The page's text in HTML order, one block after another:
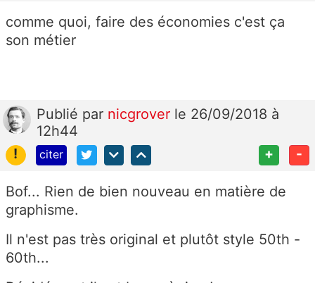
comme quoi, faire des économies c'est ça
son métier
Publié par nicgrover le 26/09/2018 à
12h44
!
citer + -
Bof... Rien de bien nouveau en matière de
graphisme.
Il n'est pas très original et plutôt style 50th -
60th...